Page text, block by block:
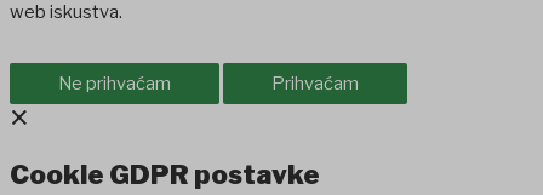
web iskustva.
Ne prihvaćam Prihvaćam
×
Cookie GDPR postavke